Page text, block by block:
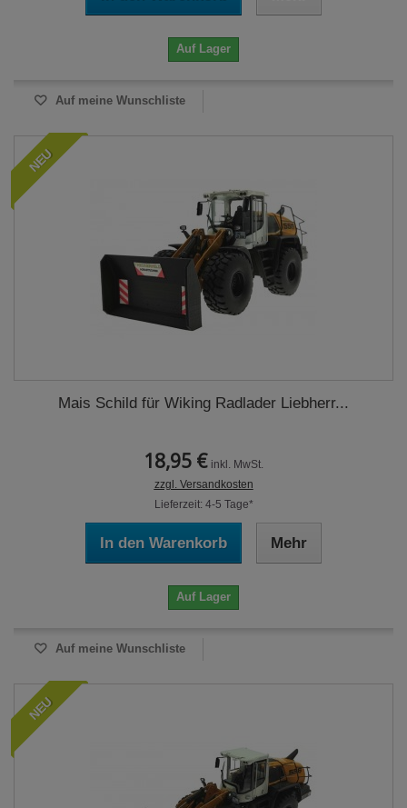
Auf Lager
Auf meine Wunschliste
NEU
Mais Schild für Wiking Radlader Liebherr...
18,95 € inkl. MwSt.
zzgl. Versandkosten
Lieferzeit: 4-5 Tage*
In den Warenkorb Mehr
Auf Lager
Auf meine Wunschliste
NEU